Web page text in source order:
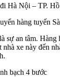
Hà Nội – TP.
hàng tuyến
sự an tâm.
xe này đến
bạch 4 bước